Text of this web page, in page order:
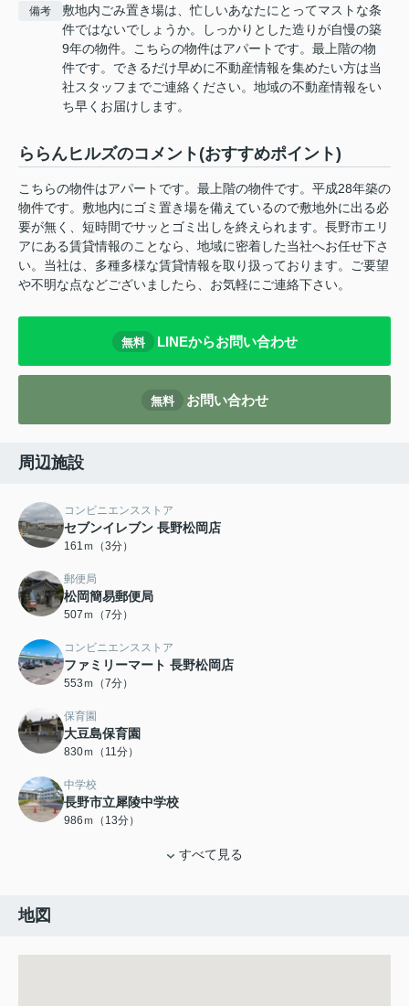
備考
敷地内ごみ置き場は、忙しいあなたにとってマストな条
件ではないでしょうか。しっかりとした造りが自慢の築
9年の物件。こちらの物件はアパートです。最上階の物
件です。できるだけ早めに不動産情報を集めたい方は当
社スタッフまでご連絡ください。地域の不動産情報をい
ち早くお届けします。
ららんヒルズのコメント(おすすめポイント)
こちらの物件はアパートです。最上階の物件です。平成28年築の
物件です。敷地内にゴミ置き場を備えているので敷地外に出る必
要が無く、短時間でサッとゴミ出しを終えられます。長野市エリ
アにある賃貸情報のことなら、地域に密着した当社へお任せ下さ
い。当社は、多種多様な賃貸情報を取り扱っております。ご要望
や不明な点などございましたら、お気軽にご連絡下さい。
無料 LINEからお問い合わせ
無料 お問い合わせ
周辺施設
コンビニエンスストア
セブンイレブン 長野松岡店
161ｍ（3分）
郵便局
松岡簡易郵便局
507ｍ（7分）
コンビニエンスストア
ファミリーマート 長野松岡店
553ｍ（7分）
保育園
大豆島保育園
830ｍ（11分）
中学校
長野市立犀陵中学校
986ｍ（13分）
すべて見る
地図